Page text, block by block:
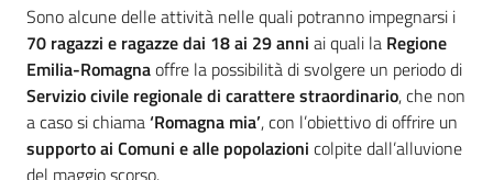
Sono alcune delle attività nelle quali potranno impegnarsi i
70 ragazzi e ragazze dai 18 ai 29 anni ai quali la Regione
Emilia-Romagnaoffre la possibilità di svolgere un periodo di
Servizio civile regionale di carattere straordinario, che non
a caso si chiama‘Romagna mia’, con l’obiettivo di offrire un
supporto ai Comuni e alle popolazioni colpite dall’alluvione
del maggio scorso.